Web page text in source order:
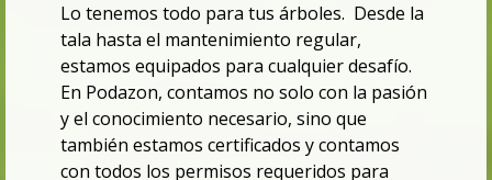
Lo tenemos todo para tus árboles. Desde la
tala hasta el mantenimiento regular,
estamos equipados para cualquier desafío.
En Podazon, contamos no solo con la pasión
y el conocimiento necesario, sino que
también estamos certificados y contamos
con todos los permisos requeridos para